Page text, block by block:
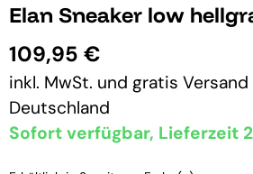
Elan Sneaker low
109,95 €
inkl. MwSt. und gratis Versand
Deutschland
Sofort verfügbar, Lieferzeit 2